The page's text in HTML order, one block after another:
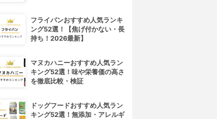
MOILIP(モアリップ)
モアリップN
3.95(24)
¥1,320
MENTHOLATUM(メンソレー
メルティクリームリップ
フライパンおすすめ人気ランキ
ング52選！【焦げ付かない・長
持ち！2026最新】
マヌカハニーおすすめ人気ラン
キング52選！味や栄養価の高さ
を徹底比較・検証
ドッグフードおすすめ人気ラン
キング52選！無添加・アレルギ